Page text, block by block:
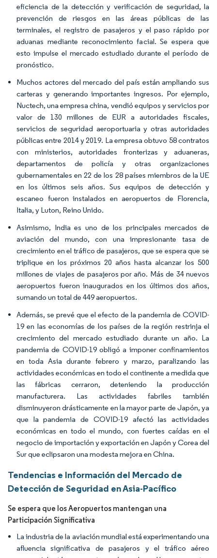
eficiencia de la detección y verificación de seguridad, la
prevención de riesgos en las áreas públicas de las
terminales, el registro de pasajeros y el paso rápido por
aduanas mediante reconocimiento facial. Se espera que
esto impulse el mercado estudiado durante el período de
pronóstico.
Muchos actores del mercado del país están ampliando sus
carteras y generando importantes ingresos. Por ejemplo,
Nuctech, una empresa china, vendió equipos y servicios por
valor de 130 millones de EUR a autoridades fiscales,
servicios de seguridad aeroportuaria y otras autoridades
públicas entre 2014 y 2019. La empresa obtuvo 58 contratos
con ministerios, autoridades fronterizas y aduaneras,
departamentos de policía y otras organizaciones
gubernamentales en 22 de los 28 países miembros de la UE
en los últimos seis años. Sus equipos de detección y
escaneo fueron instalados en aeropuertos de Florencia,
Italia, y Luton, Reino Unido.
Asimismo, India es uno de los principales mercados de
aviación del mundo, con una impresionante tasa de
crecimiento en el tráfico de pasajeros, que se espera que se
triplique en los próximos 20 años hasta alcanzar los 500
millones de viajes de pasajeros por año. Más de 34 nuevos
aeropuertos fueron inaugurados en los últimos dos años,
sumando un total de 449 aeropuertos.
Además, se prevé que el efecto de la pandemia de COVID-
19 en las economías de los países de la región restrinja el
crecimiento del mercado estudiado durante un año. La
pandemia de COVID-19 obligó a imponer confinamientos
en toda Asia durante febrero y marzo, paralizando las
actividades económicas en todo el continente a medida que
las fábricas cerraron, deteniendo la producción
manufacturera. Las actividades fabriles también
disminuyeron drásticamente en la mayor parte de Japón, ya
que la pandemia de COVID-19 afectó las actividades
económicas en todo el mundo, con fuertes caídas en el
negocio de importación y exportación en Japón y Corea del
Sur que eclipsaron una modesta mejora en China.
Tendencias e Información del Mercado de
Detección de Seguridad en Asia-Pacífico
Se espera que los Aeropuertos mantengan una
Participación Significativa
La industria de la aviación mundial está experimentando una
afluencia significativa de pasajeros y el tráfico aéreo